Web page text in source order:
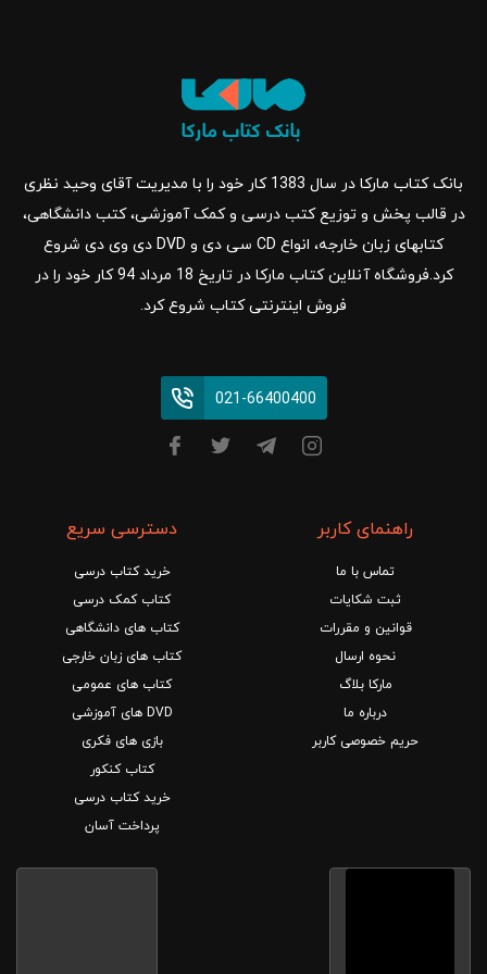
بانک کتاب مارکا در سال 1383 کار خود را با مدیریت آقای وحید نظری
در قالب پخش و توزیع کتب درسی و کمک آموزشی، کتب دانشگاهی،
کتابهای زبان خارجه، انواع CD سی دی و DVD دی وی دی شروع
کرد.فروشگاه آنلاین کتاب مارکا در تاریخ 18 مرداد 94 کار خود را در
فروش اینترنتی کتاب شروع کرد.
021-66400400
راهنمای کاربر
تماس با ما
ثبت شکایات
قوانین و مقررات
نحوه ارسال
مارکا بلاگ
درباره ما
حریم خصوصی کاربر
دسترسی سریع
خرید کتاب درسی
کتاب کمک درسی
کتاب های دانشگاهی
کتاب های زبان خارجی
کتاب های عمومی
DVD های آموزشی
بازی های فکری
کتاب کنکور
خرید کتاب درسی
پرداخت آسان